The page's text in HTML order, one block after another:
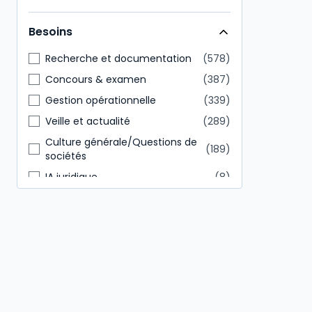
Direction générale
146
Tout public
85
Besoins
Recherche et documentation
578
Concours & examen
387
Gestion opérationnelle
339
Veille et actualité
289
Culture générale/Questions de
sociétés
189
IA juridique
8